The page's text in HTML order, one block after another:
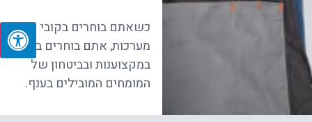
כשאתם בוחרים בקובי
מערכות, אתם בוחרים בידע,
במקצוענות ובביטחון של
המומחים המובילים בענף.